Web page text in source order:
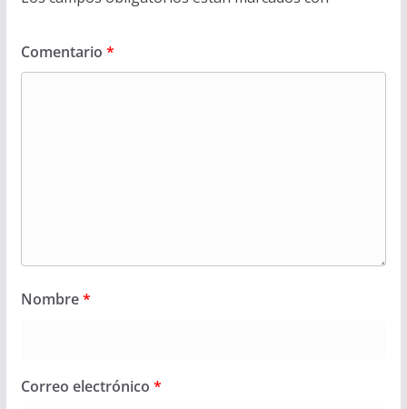
Comentario *
Nombre*
Correo electrónico *